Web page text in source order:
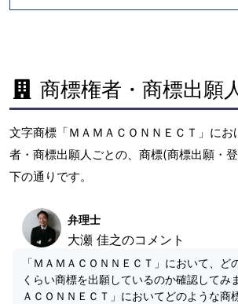
商標権者・商標出願
文字商標「ＭＡＭＡＣＯＮＮＥＣＴ」に
者・商標出願人ごとの、商標(商標出願・
下の通りです。
弁理士
大瀬 佳之のコメント
「ＭＡＭＡＣＯＮＮＥＣＴ」において、ど
くらい商標を出願しているのか確認してみ
ＡＣＯＮＮＥＣＴ」においてどのような商